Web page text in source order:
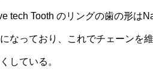
tech Tooth のリングの歯の形は
なっており、これでチェーンを
している。